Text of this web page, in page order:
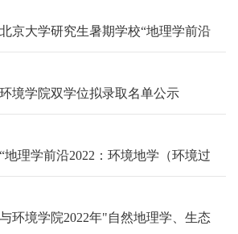
北京大学研究生暑期学校“地理学前沿
”
境学院双学位拟录取名单公示
地理学前沿2022：环境地学（环境过
球化学、环境毒理与健康风险）”北
环境学院2022年"自然地理学、生态